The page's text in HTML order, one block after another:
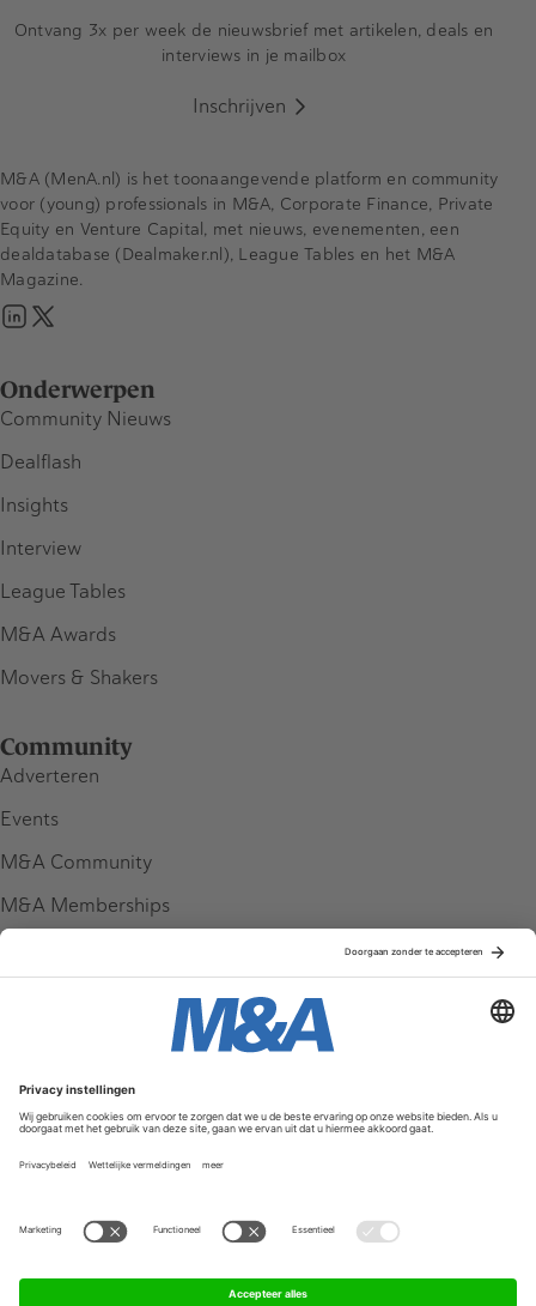
Ontvang 3x per week de nieuwsbrief met artikelen, deals en
interviews in je mailbox
Inschrijven
Onderwerpen
Community Nieuws
Dealflash
Insights
Interview
League Tables
M&A Awards
Movers & Shakers
Community
Adverteren
Events
M&A Community
M&A Memberships
Service & Contact
Contact
FAQ
Werken bij ons
M&A (MenA.nl) is het toonaangevende platform en community
voor (young) professionals in M&A, Corporate Finance, Private
Equity en Venture Capital, met nieuws, evenementen, een
dealdatabase (Dealmaker.nl), League Tables en het M&A
Magazine.